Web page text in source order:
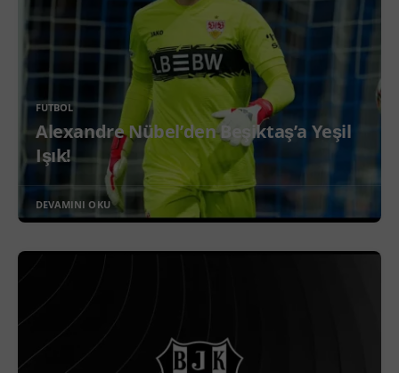
FUTBOL
Alexandre Nübel’den Beşiktaş’a Yeşil
Işık!
DEVAMINI OKU